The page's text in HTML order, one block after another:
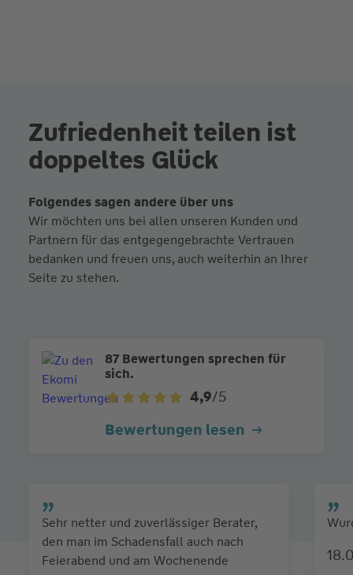
Zufriedenheit teilen ist
doppeltes Glück
Folgendes sagen andere über uns
Wir möchten uns bei allen unseren Kunden und
Partnern für das entgegengebrachte Vertrauen
bedanken und freuen uns, auch weiterhin an Ihrer
Seite zu stehen.
87 Bewertungen sprechen für
sich.
4,9/5
Bewertungen lesen
Sehr netter und zuverlässiger Berater,
den man im Schadensfall auch nach
Feierabend und am Wochenende